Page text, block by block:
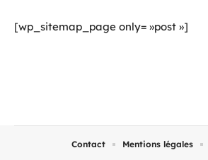
[wp_sitemap_page only= »post »]
Contact Mentions légales